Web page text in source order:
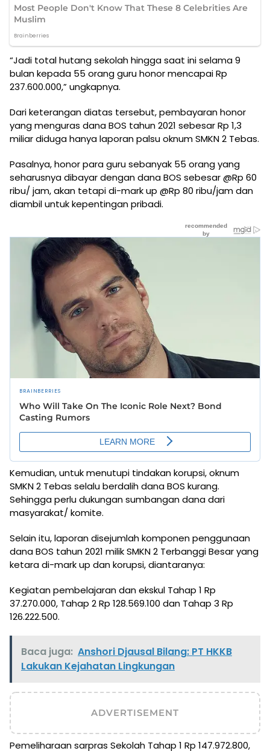
“Jadi total hutang sekolah hingga saat ini selama 9
bulan kepada 55 orang guru honor mencapai Rp
237.600.000,” ungkapnya.
Dari keterangan diatas tersebut, pembayaran honor
yang menguras dana BOS tahun 2021 sebesar Rp 1,3
miliar diduga hanya laporan palsu oknum SMKN 2 Tebas.
Pasalnya, honor para guru sebanyak 55 orang yang
seharusnya dibayar dengan dana BOS sebesar @Rp 60
ribu/ jam, akan tetapi di-mark up @Rp 80 ribu/jam dan
diambil untuk kepentingan pribadi.
Kemudian, untuk menutupi tindakan korupsi, oknum
SMKN 2 Tebas selalu berdalih dana BOS kurang.
Sehingga perlu dukungan sumbangan dana dari
masyarakat/ komite.
Selain itu, laporan disejumlah komponen penggunaan
dana BOS tahun 2021 milik SMKN 2 Terbanggi Besar yang
ketara di-mark up dan korupsi, diantaranya:
Kegiatan pembelajaran dan ekskul Tahap 1 Rp
37.270.000, Tahap 2 Rp 128.569.100 dan Tahap 3 Rp
126.222.500.
Baca juga: Anshori Djausal Bilang: PT HKKB
Lakukan Kejahatan Lingkungan
ADVERTISEMENT
Pemeliharaan sarpras Sekolah Tahap 1 Rp 147.972.800,